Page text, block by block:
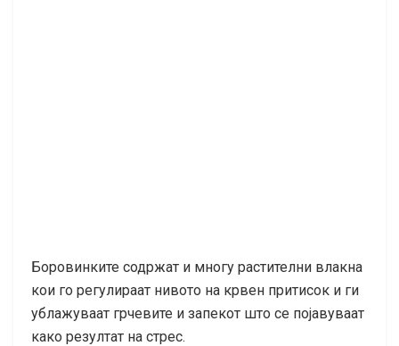
Боровинките содржат и многу растителни влакна
кои го регулираат нивото на крвен притисок и ги
ублажуваат грчевите и запекот што се појавуваат
како резултат на стрес.